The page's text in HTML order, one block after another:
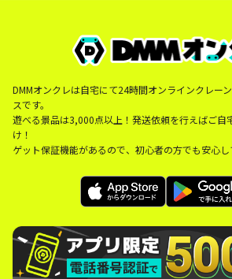
DMMオンクレは自宅にて24時間オンラインクレー
スです。
遊べる景品は3,000点以上！発送依頼を行えばご自
け！
ゲット保証機能があるので、初心者の方でも安心し